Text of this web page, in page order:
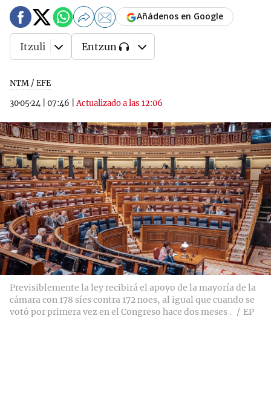
NTM / EFE
30·05·24
07:46 |Actualizado a las 12:06
Añádenos en Google
Itzuli Entzun
Previsiblemente la ley recibirá el apoyo de la mayoría de la
cámara con 178 síes contra 172 noes, al igual que cuando se
votó por primera vez en el Congreso hace dos meses .
EP